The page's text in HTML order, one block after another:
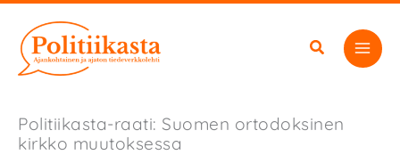
sisältöön
Politiikasta-raati: Suomen ortodoksinen
kirkko muutoksessa